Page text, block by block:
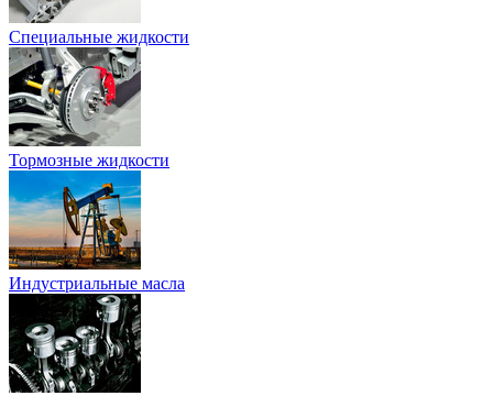
Специальные жидкости
Тормозные жидкости
Индустриальные масла